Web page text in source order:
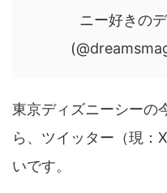
ニー好きの
東京ディズニーシーの
ら、ツイッター（現：
いです。